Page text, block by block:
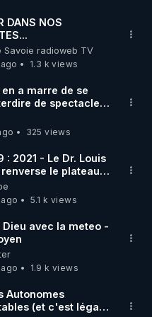
(stages,
SUR ODYSEE
aussi sur la
DANS NOS
Savoie radioweb TV
1.3 k views
en a marre de se
de spectacle.
donc de devenir
325 views
: 2021 - Le Dr. Louis
renverse le plateau
!
5.1 k views
Dieu avec la meteo -
1.9 k views
Autonomes
(et c'est légal).